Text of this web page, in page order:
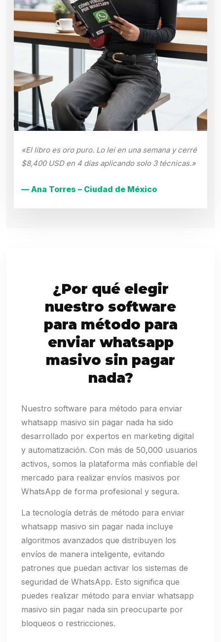
«El libro es oro puro. Lo leí en una semana y cerré
$8,400 USD en 4 días aplicando solo 3 técnicas.»
— Ana Torres – Ciudad de México
¿Por qué elegir
nuestro software
para método para
enviar whatsapp
masivo sin pagar
nada?
Nuestro software para método para enviar
whatsapp masivo sin pagar nada ha sido
desarrollado por expertos en marketing digital
y automatización. Con más de 50,000 usuarios
activos, somos la plataforma más confiable del
mercado para realizar envíos masivos por
WhatsApp de forma profesional y segura.
La tecnología detrás de método para enviar
whatsapp masivo sin pagar nada incluye
algoritmos avanzados que distribuyen los
envíos de manera inteligente, evitando
patrones que puedan activar los sistemas de
seguridad de WhatsApp. Esto significa que
puedes realizar método para enviar whatsapp
masivo sin pagar nada sin preocuparte por
bloqueos o restricciones.